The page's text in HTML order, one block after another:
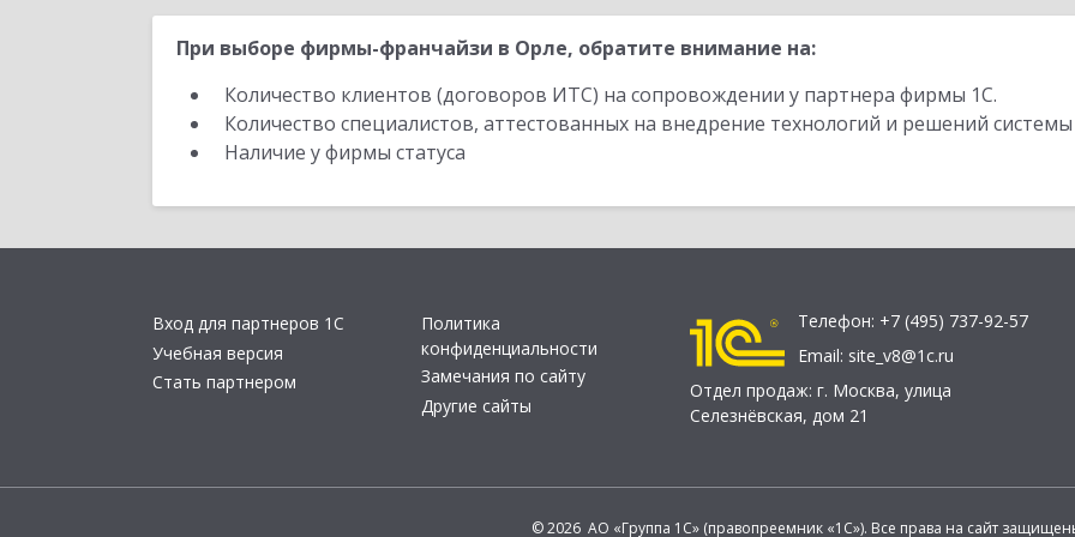
При выборе фирмы-франчайзи в Орле, обратите внимание на:
Количество клиентов (договоров ИТС) на сопровождении у партнера фирмы 1С.
Количество специалистов, аттестованных на внедрение технологий и решений
Наличие у фирмы статуса
Вход для партнеров 1С
Учебная версия
Стать партнером
Политика
конфиденциальности
Замечания по сайту
Другие сайты
Телефон: +7 (495) 737-92-57
Email: site_v8@1c.ru
Отдел продаж: г. Москва, улица
Селезнёвская, дом 21
© 2026 АО «Группа 1С» (правопреемник «1С»). Все права на сайт